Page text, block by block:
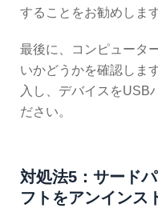
することをお勧めします
最後に、コンピュータ
いかどうかを確認しま
入し、デバイスをUSB
ださい。
対処法5：サード
フトをアンインス